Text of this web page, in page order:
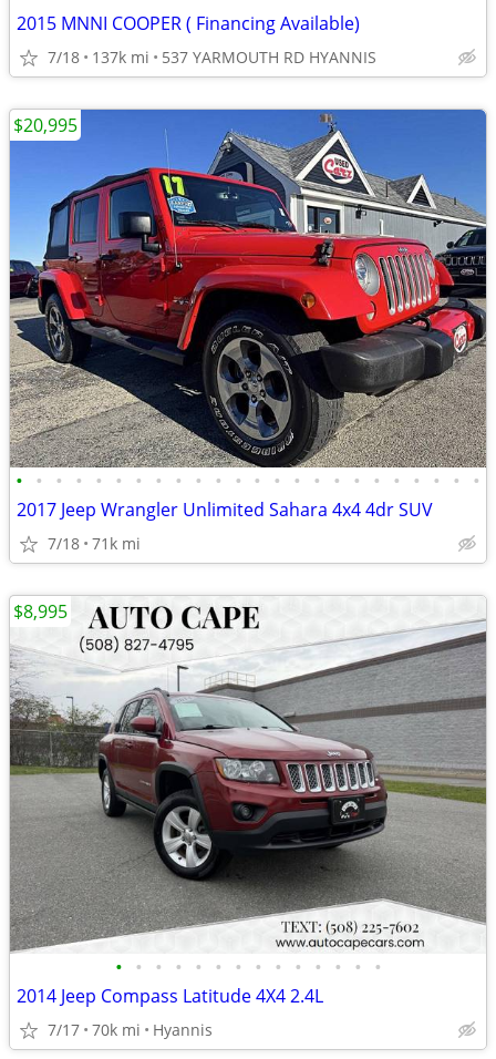
2015 MNNI COOPER ( Financing Available)
7/18 137k mi 537 YARMOUTH RD HYANNIS
• • • • • • • • • • • • • • • • • • • • • • • •
2017 Jeep Wrangler Unlimited Sahara 4x4 4dr SUV
7/18 71k mi
$20,995
• • • • • • • • • • • • • •
2014 Jeep Compass Latitude 4X4 2.4L
7/17 70k mi Hyannis
$8,995